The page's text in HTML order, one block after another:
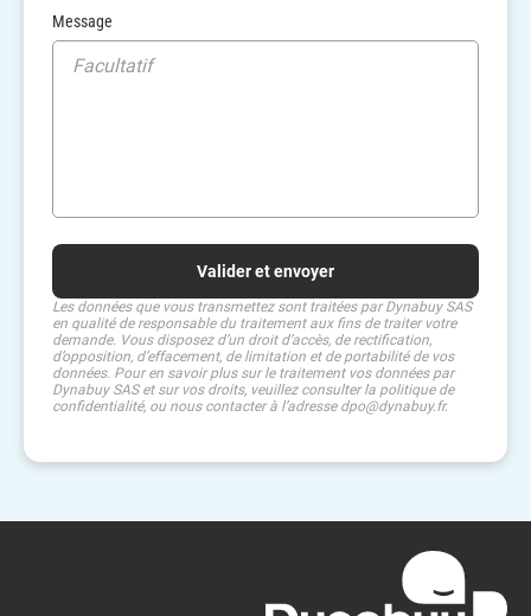
Message
Les données que vous transmettez sont traitées par Dynabuy SAS
en qualité de responsable du traitement aux fins de traiter votre
demande. Vous disposez d’un droit d’accès, de rectification,
d’opposition, d’effacement, de limitation et de portabilité de vos
données. Pour en savoir plus sur le traitement vos données par
Dynabuy SAS et sur vos droits, veuillez consulter la politique de
confidentialité, ou nous contacter à l’adresse dpo@dynabuy.fr.